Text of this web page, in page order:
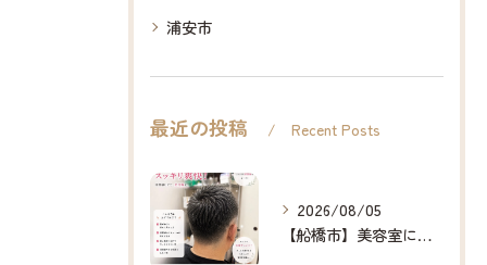
浦安市
最近の投稿 Recent Posts
2026/08/05
【船橋市】美容室に行けない…をなくしたい✂️✨